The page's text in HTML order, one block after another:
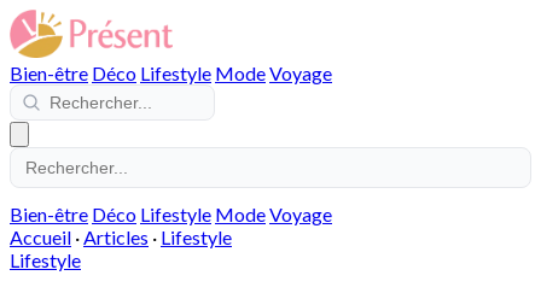
Bien-être Déco Lifestyle ModeVoyage
Bien-être Déco Lifestyle ModeVoyage
Accueil ·Articles · Lifestyle
Lifestyle